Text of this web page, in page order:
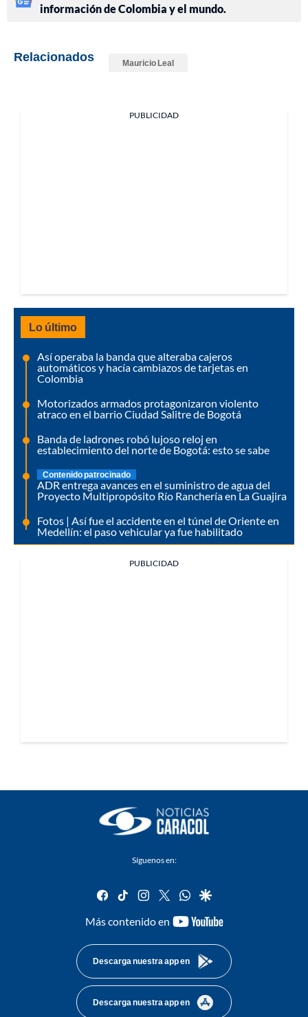
información de Colombia y el mundo.
Relacionados Mauricio Leal
PUBLICIDAD
Lo último
Así operaba la banda que alteraba cajeros
automáticos y hacía cambiazos de tarjetas en
Colombia
Motorizados armados protagonizaron violento
atraco en el barrio Ciudad Salitre de Bogotá
Banda de ladrones robó lujoso reloj en
establecimiento del norte de Bogotá: esto se sabe
Contenido patrocinado
ADR entrega avances en el suministro de agua del
Proyecto Multipropósito Río Ranchería en La Guajira
Fotos | Así fue el accidente en el túnel de Oriente en
Medellín: el paso vehicular ya fue habilitado
PUBLICIDAD
Síguenos en:
facebook
tiktok instagram
twitterwhatsapp
google
Más contenido en
youtube-
Descarga nuestra app en
Descarga nuestra app en